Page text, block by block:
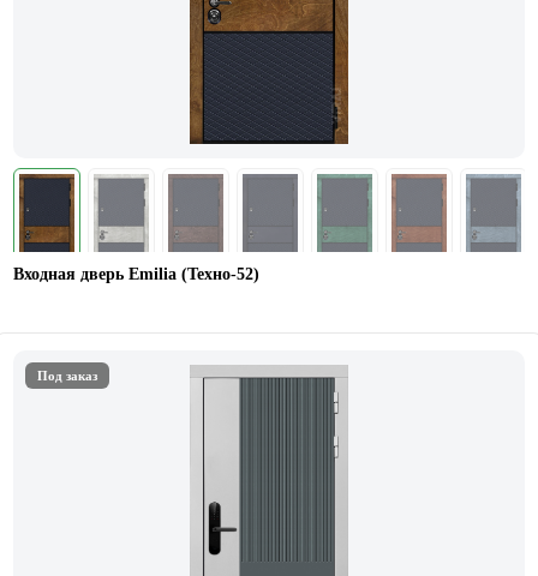
Входная дверь Emilia (Техно-52)
Под заказ